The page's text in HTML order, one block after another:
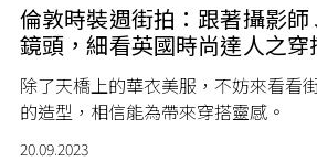
倫敦時裝週街拍：跟著攝影
鏡頭，細看英國時尚達人之穿
除了天橋上的華衣美服，不妨來看看
的造型，相信能為帶來穿搭靈感。
20.09.2023